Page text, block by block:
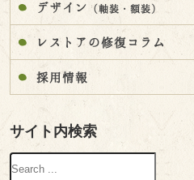
デザイン （軸装・額装）
レストアの修復コラム
採用情報
サイト内検索